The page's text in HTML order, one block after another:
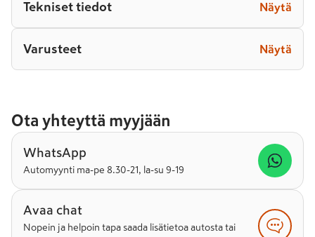
Tekniset tiedot Näytä
Varusteet Näytä
Ota yhteyttä myyjään
WhatsApp
Automyynti ma-pe 8.30-21, la-su 9-19
Avaa chat
Nopein ja helpoin tapa saada lisätietoa autosta tai